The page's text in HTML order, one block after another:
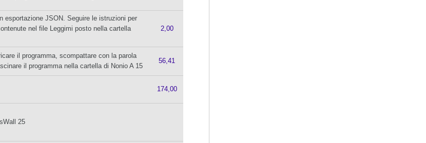
esportazione JSON. Seguire le istruzioni per
nel file Leggimi posto nella cartella
2,00
il programma, scompattare con la parola
il programma nella cartella di Nonio A 15
56,41
174,00
25